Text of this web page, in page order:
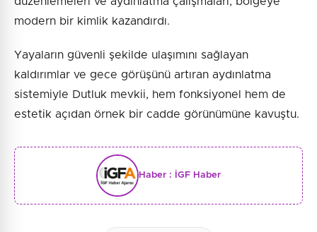
modern bir kimlik kazandırdı.
Yayaların güvenli şekilde ulaşımını sağlayan
kaldırımlar ve gece görüşünü artıran aydınlatma
sistemiyle Dutluk mevkii, hem fonksiyonel hem de
estetik açıdan örnek bir cadde görünümüne kavuştu.
Haber : İGF Haber